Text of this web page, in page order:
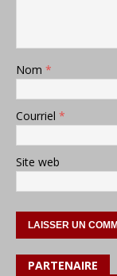
Nom *
Courriel *
Site web
PARTENAIRE